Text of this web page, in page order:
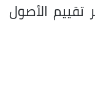
تقييم الأصول